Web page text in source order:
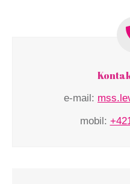
e-mail:
mobil: